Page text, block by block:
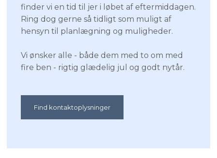
finder vi en tid til jer i løbet af eftermiddagen.
Ring dog gerne så tidligt som muligt af
hensyn til planlægning og muligheder.
Vi ønsker alle - både dem med to om med
fire ben - rigtig glædelig jul og godt nytår.
Find kontaktoplysninger